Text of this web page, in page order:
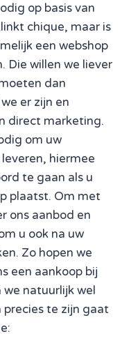
op basis van
chique, maar is
een webshop
Die willen we liever
dan
er zijn en
direct marketing.
om uw
hiermee
te gaan als u
plaatst. Om met
ons aanbod en
u ook na uw
Zo hopen we
een aankoop bij
we natuurlijk wel
te zijn gaat